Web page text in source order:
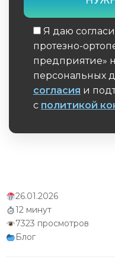
Заключение:
заявителя
Я даю
протезно-
предприятие»
персональных
согласия и
с политикой
26.01.2026
12 минут
7323 просмотров
Блог